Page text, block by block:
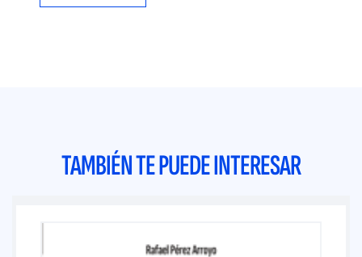
TAMBIÉN TE PUEDE INTERESAR